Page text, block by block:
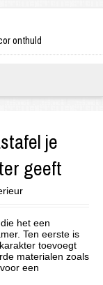
onthuld
je
geeft
het een
Ten eerste is
toevoegt
materialen zoals
een